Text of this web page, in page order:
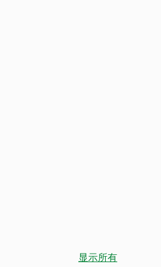
显示所有